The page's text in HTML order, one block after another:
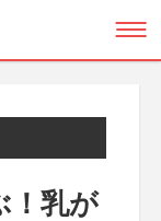
！乳が